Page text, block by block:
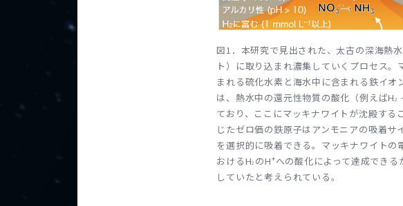
図1．本研究で見出された、太古の深海熱
ト）に取り込まれ濃集していくプロセス
まれる硫化水素と海水中に含まれる鉄イオ
は、熱水中の還元性物質の酸化（例えばH2
ており、ここにマッキナワイトが沈殿す
じたゼロ価の鉄原子はアンモニアの吸着
を選択的に吸着できる。マッキナワイト
おけるH2 のH+への酸化によって達成でき
していたと考えられている。